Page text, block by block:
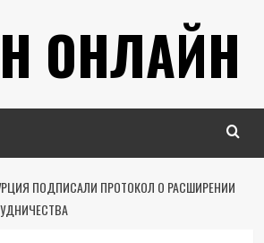
ОНЛАЙН
ПОДПИСАЛИ ПРОТОКОЛ О РАСШИРЕНИИ